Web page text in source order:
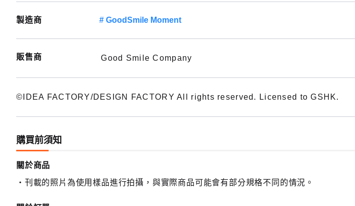
製造商 GoodSmile Moment
販售商 Good Smile Company
©IDEA FACTORY/DESIGN FACTORY All rights reserved. Licensed to GSHK.
購買前須知
關於商品
刊載的照片為使用樣品進行拍攝，與實際商品可能會有部分規格不同的情況。